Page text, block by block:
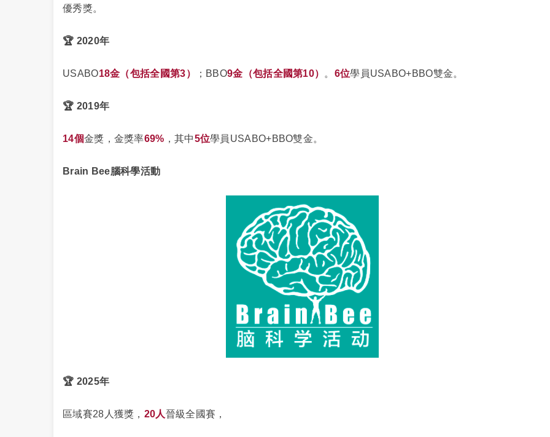
優秀獎。
🏆 2020年
USABO18金（包括全國第3） ；BBO9金（包括全國第10） 。 6位學員USABO+BBO雙金。
🏆 2019年
14個金獎，金獎率69% ，其中5位學員USABO+BBO雙金。
Brain Bee腦科學活動
🏆 2025年
區域賽28人獲獎， 20人晉級全國賽，